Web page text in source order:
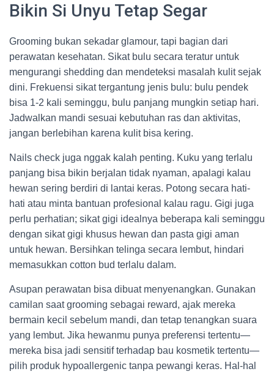
Bikin Si Unyu Tetap Segar
Grooming bukan sekadar glamour, tapi bagian dari
perawatan kesehatan. Sikat bulu secara teratur untuk
mengurangi shedding dan mendeteksi masalah kulit sejak
dini. Frekuensi sikat tergantung jenis bulu: bulu pendek
bisa 1-2 kali seminggu, bulu panjang mungkin setiap hari.
Jadwalkan mandi sesuai kebutuhan ras dan aktivitas,
jangan berlebihan karena kulit bisa kering.
Nails check juga nggak kalah penting. Kuku yang terlalu
panjang bisa bikin berjalan tidak nyaman, apalagi kalau
hewan sering berdiri di lantai keras. Potong secara hati-
hati atau minta bantuan profesional kalau ragu. Gigi juga
perlu perhatian; sikat gigi idealnya beberapa kali seminggu
dengan sikat gigi khusus hewan dan pasta gigi aman
untuk hewan. Bersihkan telinga secara lembut, hindari
memasukkan cotton bud terlalu dalam.
Asupan perawatan bisa dibuat menyenangkan. Gunakan
camilan saat grooming sebagai reward, ajak mereka
bermain kecil sebelum mandi, dan tetap tenangkan suara
yang lembut. Jika hewanmu punya preferensi tertentu—
mereka bisa jadi sensitif terhadap bau kosmetik tertentu—
pilih produk hypoallergenic tanpa pewangi keras. Hal-hal